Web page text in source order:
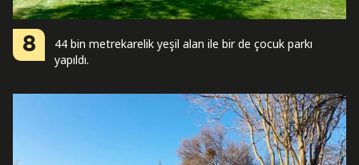
8
44 bin metrekarelik yeşil alan ile bir de çocuk parkı
yapıldı.